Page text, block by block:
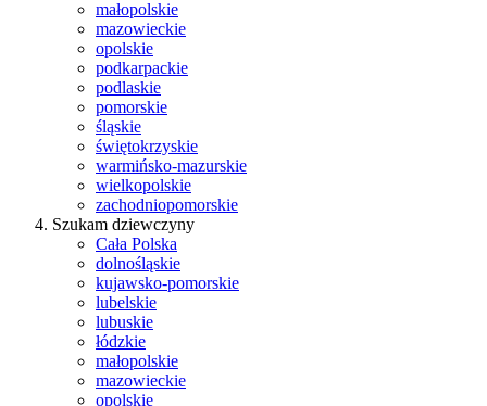
małopolskie
mazowieckie
opolskie
podkarpackie
podlaskie
pomorskie
śląskie
świętokrzyskie
warmińsko-mazurskie
wielkopolskie
zachodniopomorskie
Szukam dziewczyny
Cała Polska
dolnośląskie
kujawsko-pomorskie
lubelskie
lubuskie
łódzkie
małopolskie
mazowieckie
opolskie